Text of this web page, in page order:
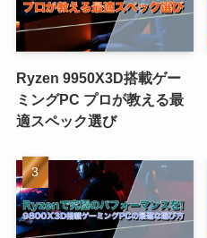
Ryzen 9950X3D搭載ゲー
ミングPC プロが教える最
適スペック選び